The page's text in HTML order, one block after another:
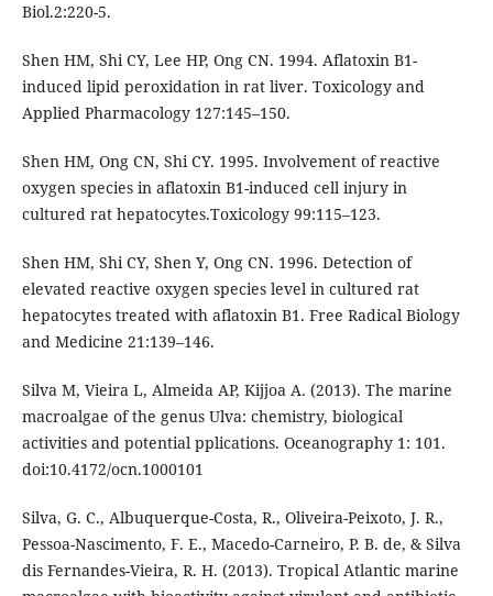
Biol.2:220-5.
Shen HM, Shi CY, Lee HP, Ong CN. 1994. Aflatoxin B1-
induced lipid peroxidation in rat liver. Toxicology and
Applied Pharmacology 127:145–150.
Shen HM, Ong CN, Shi CY. 1995. Involvement of reactive
oxygen species in aflatoxin B1-induced cell injury in
cultured rat hepatocytes.Toxicology 99:115–123.
Shen HM, Shi CY, Shen Y, Ong CN. 1996. Detection of
elevated reactive oxygen species level in cultured rat
hepatocytes treated with aflatoxin B1. Free Radical Biology
and Medicine 21:139–146.
Silva M, Vieira L, Almeida AP, Kijjoa A. (2013). The marine
macroalgae of the genus Ulva: chemistry, biological
activities and potential pplications. Oceanography 1: 101.
doi:10.4172/ocn.1000101
Silva, G. C., Albuquerque-Costa, R., Oliveira-Peixoto, J. R.,
Pessoa-Nascimento, F. E., Macedo-Carneiro, P. B. de, & Silva
dis Fernandes-Vieira, R. H. (2013). Tropical Atlantic marine